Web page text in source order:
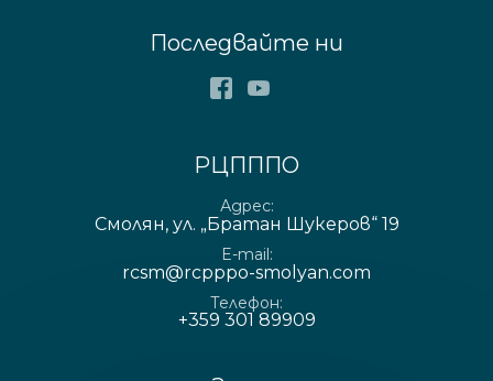
РЦПППО
Адрес
Смолян, ул. „Братан Шукеров“ 19
E-mail
rcsm@rcpppo-smolyan.com
Телефон
+359 301 89909
Последвайте ни
Facebook